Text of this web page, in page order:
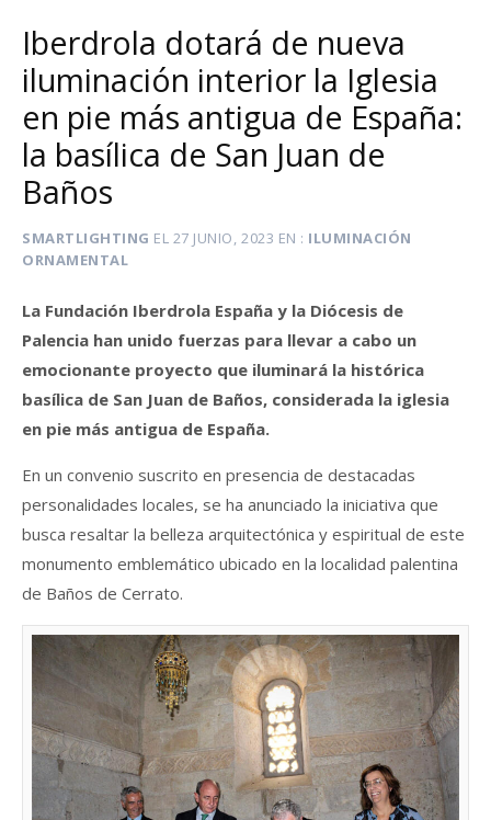
Iberdrola dotará de nueva
iluminación interior la Iglesia
en pie más antigua de España:
la basílica de San Juan de
Baños
SMARTLIGHTING EL 27 JUNIO, 2023 EN
ILUMINACIÓN
ORNAMENTAL
La Fundación Iberdrola España y la Diócesis de
Palencia han unido fuerzas para llevar a cabo un
emocionante proyecto que iluminará la histórica
basílica de San Juan de Baños, considerada la iglesia
en pie más antigua de España.
En un convenio suscrito en presencia de destacadas
personalidades locales, se ha anunciado la iniciativa que
busca resaltar la belleza arquitectónica y espiritual de este
monumento emblemático ubicado en la localidad palentina
de Baños de Cerrato.